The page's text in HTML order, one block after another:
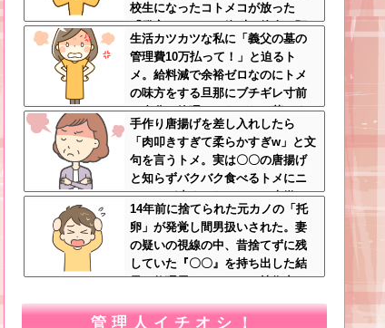
校生になったコトメコが放った
「発言」にコトメ絶叫←他人に預
けっぱなしで親面するな
生活カツカツな私に「義父の墓の
管理費10万払って！」と迫るト
メ。給料減で余裕ゼロなのにトメ
の味方をする旦那にブチギレ寸前
←自分で管理できないなら墓じま
いしてくれ
手作り唐揚げを差し入れしたら
「肉叩きすぎて柔らかすぎw」と文
句を言うトメ。実は〇〇の唐揚げ
と知らずバクバク食べるトメにニ
ヤニヤが止まらないｗｗ←大嫌い
な食材おいしく食べててワロタ
14年前に捨てられた元カノの「托
卵」が発覚し間男扱いされた。妻
の疑いの視線の中、昔捨てずに残
していた『〇〇』を持ち出した結
果←修理屋のオッサンの技術力と
管理人イチオシ！